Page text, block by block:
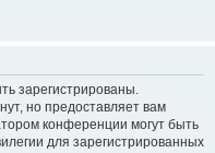
зарегистрированы.
но предоставляет вам
конференции могут быть
для зарегистрированных